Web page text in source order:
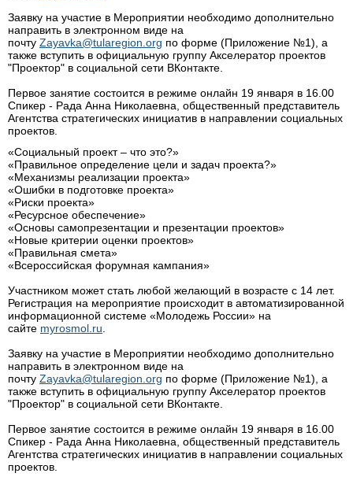
Заявку на участие в Мероприятии необходимо дополнительно
направить в электронном виде на
почту Zayavka@tularegion.org по форме (Приложение №1), а
также вступить в официальную группу Акселератор проектов
"Проектор" в социальной сети ВКонтакте.
Первое занятие состоится в режиме онлайн 19 января в 16.00
Спикер - Рада Анна Николаевна, общественный представитель
Агентства стратегических инициатив в направлении социальных
проектов.
«Социальный проект – что это?»
«Правильное определение цели и задач проекта?»
«Механизмы реализации проекта»
«Ошибки в подготовке проекта»
«Риски проекта»
«Ресурсное обеспечение»
«Основы самопрезентации и презентации проектов»
«Новые критерии оценки проектов»
«Правильная смета»
«Всероссийская форумная кампания»
Участником может стать любой желающий в возрасте с 14 лет.
Регистрация на мероприятие происходит в автоматизированной
информационной системе «Молодежь России» на
сайте myrosmol.ru
Заявку на участие в Мероприятии необходимо дополнительно
направить в электронном виде на
почту Zayavka@tularegion.org по форме (Приложение №1), а
также вступить в официальную группу Акселератор проектов
"Проектор" в социальной сети ВКонтакте.
Первое занятие состоится в режиме онлайн 19 января в 16.00
Спикер - Рада Анна Николаевна, общественный представитель
Агентства стратегических инициатив в направлении социальных
проектов.